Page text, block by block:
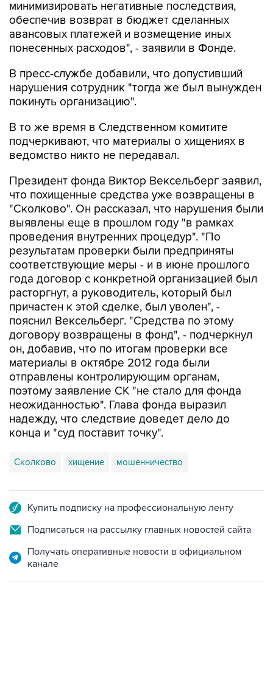
минимизировать негативные последствия,
обеспечив возврат в бюджет сделанных
авансовых платежей и возмещение иных
понесенных расходов", - заявили в Фонде.
В пресс-службе добавили, что допустивший
нарушения сотрудник "тогда же был вынужден
покинуть организацию".
В то же время в Следственном комитите
подчеркивают, что материалы о хищениях в
ведомство никто не передавал.
Президент фонда Виктор Вексельберг заявил,
что похищенные средства уже возвращены в
"Сколково". Он рассказал, что нарушения были
выявлены еще в прошлом году "в рамках
проведения внутренних процедур". "По
результатам проверки были предприняты
соответствующие меры - и в июне прошлого
года договор с конкретной организацией был
расторгнут, а руководитель, который был
причастен к этой сделке, был уволен", -
пояснил Вексельберг. "Средства по этому
договору возвращены в фонд", - подчеркнул
он, добавив, что по итогам проверки все
материалы в октябре 2012 года были
отправлены контролирующим органам,
поэтому заявление СК "не стало для фонда
неожиданностью". Глава фонда выразил
надежду, что следствие доведет дело до
конца и "суд поставит точку".
Сколково хищение мошенничество
Купить подписку на профессиональную ленту
Подписаться на рассылку главных новостей сайта
Получать оперативные новости в официальном
канале